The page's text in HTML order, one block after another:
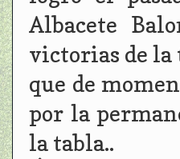
Albacete
victorias de la
que de
por la
la tabla..